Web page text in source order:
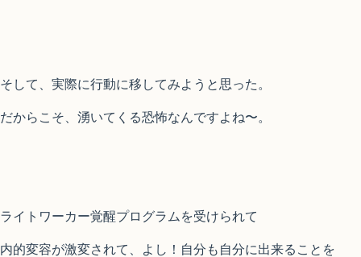
そして、実際に行動に移してみようと思った。
だからこそ、湧いてくる恐怖なんですよね〜。
ライトワーカー覚醒プログラムを受けられて
内的変容が激変されて、よし！自分も自分に出来ることを